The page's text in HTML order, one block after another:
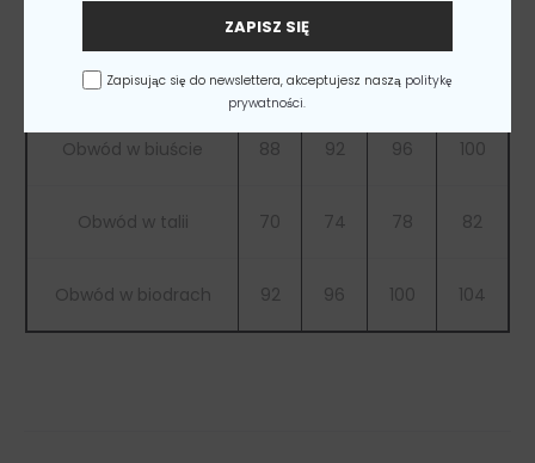
Rozmiar S M L
Obwód w biuście 88 92 96 100
Obwód w talii 70 74 78 82
Obwód w biodrach 92 96 100 104
ZAPISZ SIĘ
Zapisując się do newslettera, akceptujesz naszą politykę
prywatności.